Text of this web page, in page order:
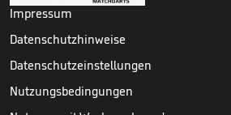
Impressum
Datenschutzhinweise
Datenschutzeinstellungen
Nutzungsbedingungen